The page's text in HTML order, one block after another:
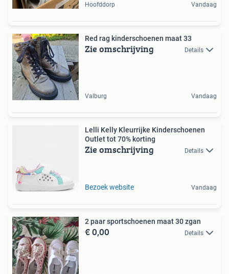
Hoofddorp Vandaag
Red rag kinderschoenen maat 33
Zie omschrijving Details
Valburg Vandaag
Lelli Kelly Kleurrijke Kinderschoenen
Outlet tot 70% korting
Zie omschrijving Details
Bezoek website Vandaag
2 paar sportschoenen maat 30 zgan
€ 0,00 Details